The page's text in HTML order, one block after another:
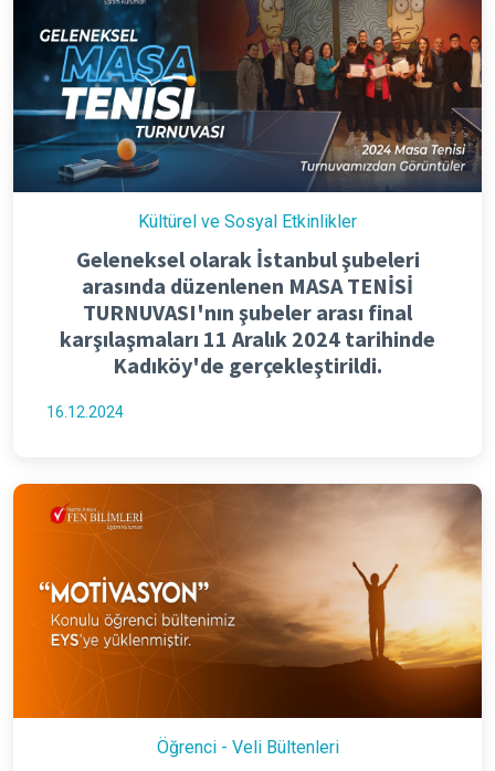
Kültürel ve Sosyal Etkinlikler
Geleneksel olarak İstanbul şubeleri
arasında düzenlenen MASA TENİSİ
TURNUVASI'nın şubeler arası final
karşılaşmaları 11 Aralık 2024 tarihinde
Kadıköy'de gerçekleştirildi.
16.12.2024
Öğrenci - Veli Bültenleri